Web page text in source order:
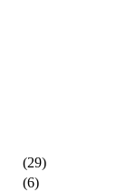
(29)
(6)